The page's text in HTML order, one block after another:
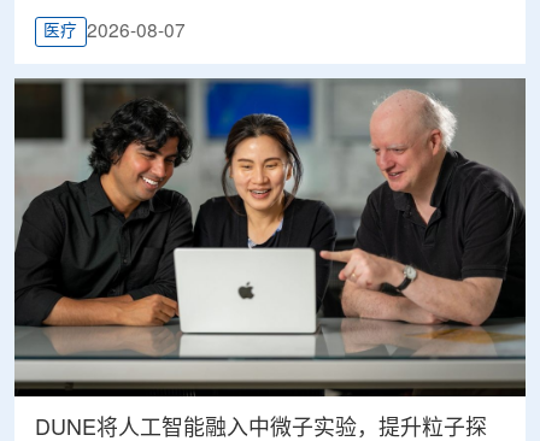
医疗 2026-08-07
DUNE将人工智能融入中微子实验，提升粒子探